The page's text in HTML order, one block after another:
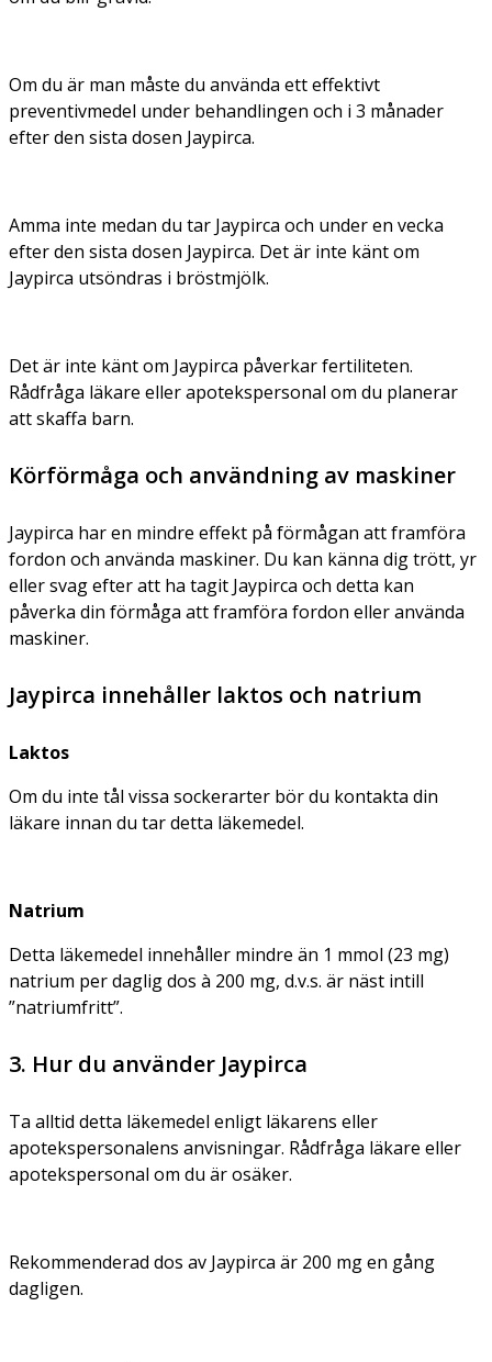
Om du är man måste du använda ett effektivt
preventivmedel under behandlingen och i 3 månader
efter den sista dosen Jaypirca.
Amma inte medan du tar Jaypirca och under en vecka
efter den sista dosen Jaypirca. Det är inte känt om
Jaypirca utsöndras i bröstmjölk.
Det är inte känt om Jaypirca påverkar fertiliteten.
Rådfråga läkare eller apotekspersonal om du planerar
att skaffa barn.
Körförmåga och användning av maskiner
Jaypirca har en mindre effekt på förmågan att framföra
fordon och använda maskiner. Du kan känna dig trött, yr
eller svag efter att ha tagit Jaypirca och detta kan
påverka din förmåga att framföra fordon eller använda
maskiner.
Jaypirca innehåller laktos och natrium
Laktos
Om du inte tål vissa sockerarter bör du kontakta din
läkare innan du tar detta läkemedel.
Natrium
Detta läkemedel innehåller mindre än 1 mmol (23 mg)
natrium per daglig dos à 200 mg, d.v.s. är näst intill
”natriumfritt”.
3. Hur du använder Jaypirca
Ta alltid detta läkemedel enligt läkarens eller
apotekspersonalens anvisningar. Rådfråga läkare eller
apotekspersonal om du är osäker.
Rekommenderad dos av Jaypirca är 200 mg en gång
dagligen.